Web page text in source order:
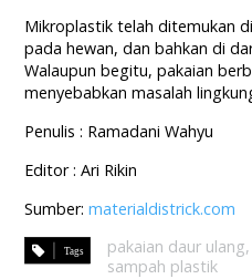
Mikroplastik telah ditemukan
pada hewan, dan bahkan di
Walaupun begitu, pakaian
menyebabkan masalah
Penulis : Ramadani Wahyu
Editor : Ari Rikin
Sumber:materialdistrick.com
pakaian daur ulang,
sampah plastik